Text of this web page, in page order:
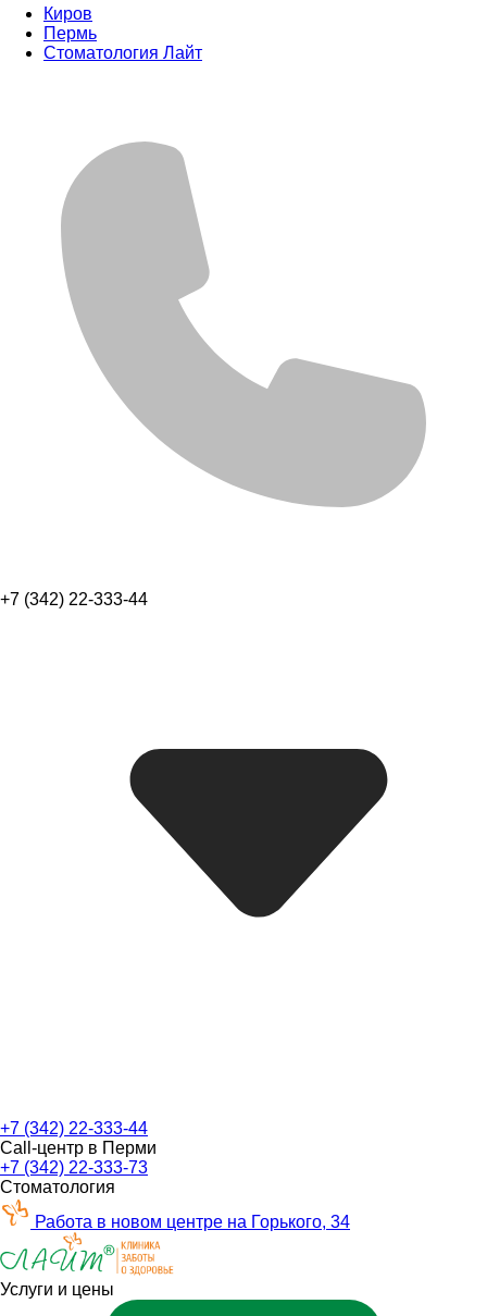
Киров
Пермь
Стоматология Лайт
+7 (342) 22-333-44
+7 (342) 22-333-44
Call-центр в Перми
+7 (342) 22-333-73
Стоматология
Работа в новом центре на Горького, 34
Услуги и цены